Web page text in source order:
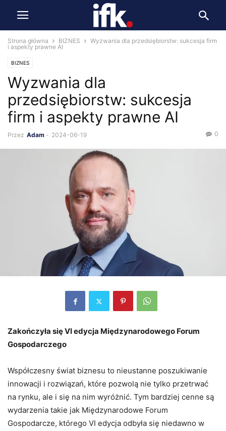
Strona główna BIZNES
Wyzwania dla przedsiębiorstw: sukcesja firm
i aspekty prawne AI
BIZNES
Wyzwania dla
przedsiębiorstw: sukcesja
firm i aspekty prawne AI
Przez Adam - 2024-06-19 0
Zakończyła się VI edycja Międzynarodowego Forum
Gospodarczego
Współczesny świat biznesu to nieustanne poszukiwanie
innowacji i rozwiązań, które pozwolą nie tylko przetrwać
na rynku, ale i się na nim wyróżnić. Tym bardziej cenne są
wydarzenia takie jak Międzynarodowe Forum
Gospodarcze, którego VI edycja odbyła się niedawno w